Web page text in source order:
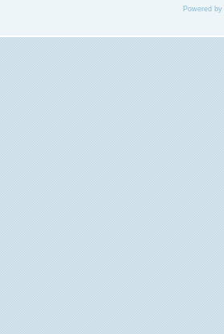
Powered by